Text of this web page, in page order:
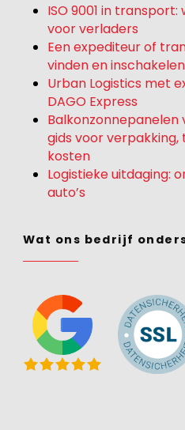
ISO 9001 in
voor verladers
Een expediteur of
vinden en inschakelen
Urban Logistics met
DAGO Express
gids voor
kosten
Logistieke uitdaging:
auto’s
Wat ons bedrijf